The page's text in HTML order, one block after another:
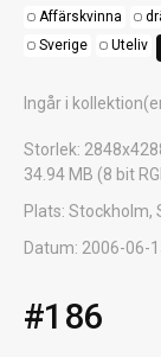
Affärskvinna
Sverige
Uteliv
Ingår i
Storlek:
34.94 MB (8 bit
Plats: Stockholm,
Datum: 2006-06-
#186